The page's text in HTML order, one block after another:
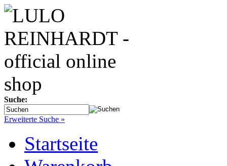
Suche:
Erweiterte Suche »
Startseite